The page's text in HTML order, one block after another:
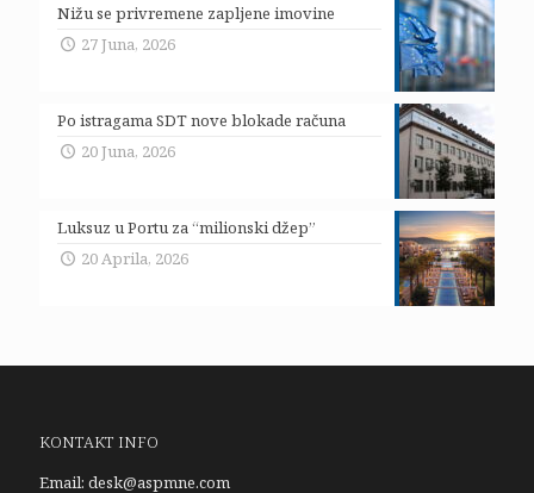
Nižu se privremene zapljene imovine
27 Juna, 2026
Po istragama SDT nove blokade računa
20 Juna, 2026
Luksuz u Portu za “milionski džep”
20 Aprila, 2026
KONTAKT INFO
Email: desk@aspmne.com